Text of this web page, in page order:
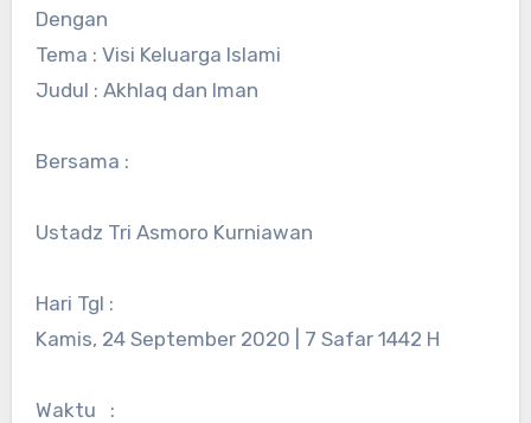
Dengan
Tema : Visi Keluarga Islami
Judul : Akhlaq dan Iman
Bersama :
Ustadz Tri Asmoro Kurniawan
Hari Tgl :
Kamis, 24 September 2020 | 7 Safar 1442 H
Waktu :